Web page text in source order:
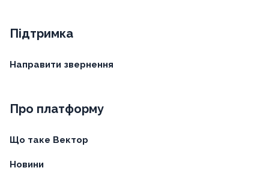
Підтримка
Направити звернення
Про платформу
Що таке Вектор
Новини